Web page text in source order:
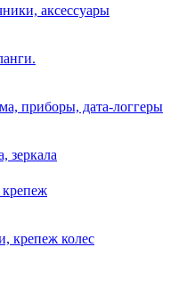
аксессуары
приборы, дата-логгеры
зеркала
крепеж
крепеж колес